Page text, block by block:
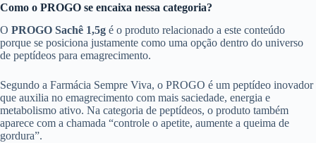
Como o PROGO se encaixa nessa categoria?
O PROGO Sachê 1,5g é o produto relacionado a este conteúdo
porque se posiciona justamente como uma opção dentro do universo
de peptídeos para emagrecimento.
Segundo a Farmácia Sempre Viva, o PROGO é um peptídeo inovador
que auxilia no emagrecimento com mais saciedade, energia e
metabolismo ativo. Na categoria de peptídeos, o produto também
aparece com a chamada “controle o apetite, aumente a queima de
gordura”.